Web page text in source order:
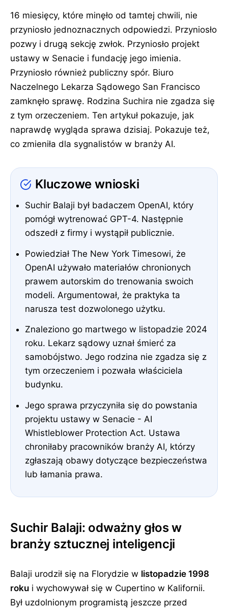
16 miesięcy, które minęło od tamtej chwili, nie
przyniosło jednoznacznych odpowiedzi. Przyniosło
pozwy i drugą sekcję zwłok. Przyniosło projekt
ustawy w Senacie i fundację jego imienia.
Przyniosło również publiczny spór. Biuro
Naczelnego Lekarza Sądowego San Francisco
zamknęło sprawę. Rodzina Suchira nie zgadza się
z tym orzeczeniem. Ten artykuł pokazuje, jak
naprawdę wygląda sprawa dzisiaj. Pokazuje też,
co zmieniła dla sygnalistów w branży AI.
Kluczowe wnioski
Suchir Balaji był badaczem OpenAI, który
pomógł wytrenować GPT-4. Następnie
odszedł z firmy i wystąpił publicznie.
Powiedział The New York Timesowi, że
OpenAI używało materiałów chronionych
prawem autorskim do trenowania swoich
modeli. Argumentował, że praktyka ta
narusza test dozwolonego użytku.
Znaleziono go martwego w listopadzie 2024
roku. Lekarz sądowy uznał śmierć za
samobójstwo. Jego rodzina nie zgadza się z
tym orzeczeniem i pozwała właściciela
budynku.
Jego sprawa przyczyniła się do powstania
projektu ustawy w Senacie - AI
Whistleblower Protection Act. Ustawa
chroniłaby pracowników branży AI, którzy
zgłaszają obawy dotyczące bezpieczeństwa
lub łamania prawa.
Suchir Balaji: odważny głos w
branży sztucznej inteligencji
Balaji urodził się na Florydzie w listopadzie 1998
roku i wychowywał się w Cupertino w Kalifornii.
Był uzdolnionym programistą jeszcze przed